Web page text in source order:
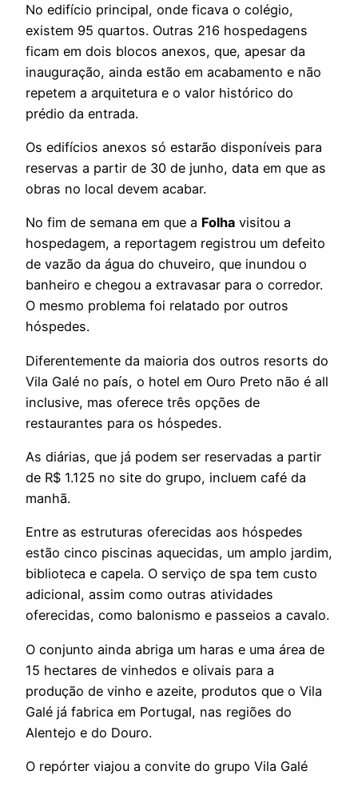
No edifício principal, onde ficava o colégio,
existem 95 quartos. Outras 216 hospedagens
ficam em dois blocos anexos, que, apesar da
inauguração, ainda estão em acabamento e não
repetem a arquitetura e o valor histórico do
prédio da entrada.
Os edifícios anexos só estarão disponíveis para
reservas a partir de 30 de junho, data em que as
obras no local devem acabar.
No fim de semana em que a Folha visitou a
hospedagem, a reportagem registrou um defeito
de vazão da água do chuveiro, que inundou o
banheiro e chegou a extravasar para o corredor.
O mesmo problema foi relatado por outros
hóspedes.
Diferentemente da maioria dos outros resorts do
Vila Galé no país, o hotel em Ouro Preto não é all
inclusive, mas oferece três opções de
restaurantes para os hóspedes.
As diárias, que já podem ser reservadas a partir
de R$ 1.125 no site do grupo, incluem café da
manhã.
Entre as estruturas oferecidas aos hóspedes
estão cinco piscinas aquecidas, um amplo jardim,
biblioteca e capela. O serviço de spa tem custo
adicional, assim como outras atividades
oferecidas, como balonismo e passeios a cavalo.
O conjunto ainda abriga um haras e uma área de
15 hectares de vinhedos e olivais para a
produção de vinho e azeite, produtos que o Vila
Galé já fabrica em Portugal, nas regiões do
Alentejo e do Douro.
O repórter viajou a convite do grupo Vila Galé